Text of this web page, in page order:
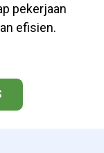
pekerjaan
efisien.